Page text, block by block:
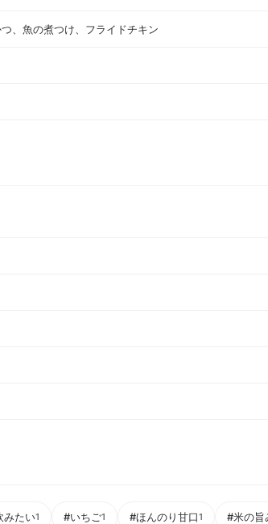
、魚の煮つけ、フライドチキン
みたい1 #いちご1 #ほんのり甘口1 #米の旨